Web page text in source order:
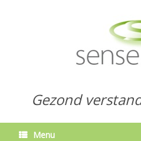
Gezond
Menu